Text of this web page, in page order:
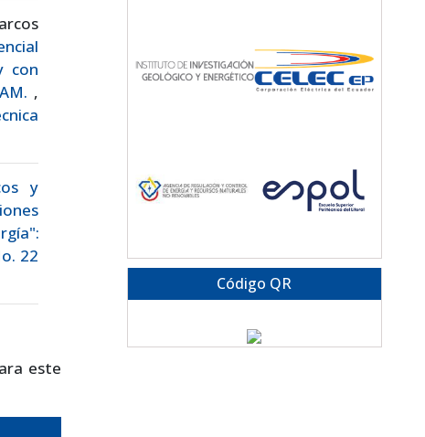
con
,
y
22
este
Código QR